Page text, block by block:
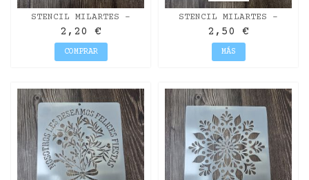
STENCIL MILARTES -
CHRISTMAS
2,20 €
COMPRAR
STENCIL MILARTES -
CORONA
2,50 €
MÁS